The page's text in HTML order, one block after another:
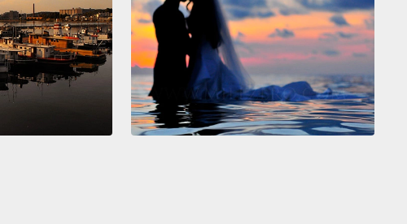
of cocktail bars. You can get some really incredible,
creative, delicious cocktails made by some world-class
bartenders.
它是很棒的夜生活城市。有許多真的很棒的酒吧。精釀啤酒正
在這座城市蓬勃發展，它是你可以在歐洲喝到在地製造、真的